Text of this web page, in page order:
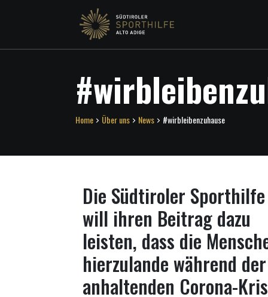
Home Über uns News #wirbleibenzuhause
Die Südtiroler Sporthilfe
will ihren Beitrag dazu
leisten, dass die
hierzulande während der
anhaltenden Corona-